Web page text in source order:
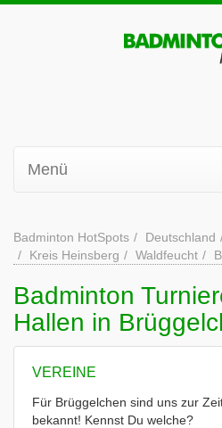
Menü
Badminton HotSpots Deutschland
Kreis Heinsberg
Waldfeucht
Badminton
Hallen in
VEREINE
Für Brüggelchen sind uns zur
bekannt! Kennst Du welche?